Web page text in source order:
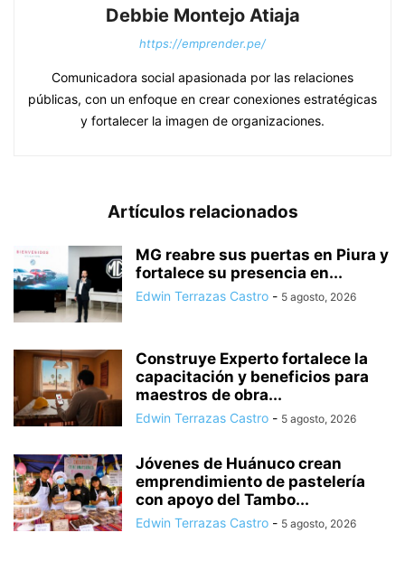
Debbie Montejo Atiaja
https://emprender.pe/
Comunicadora social apasionada por las relaciones
públicas, con un enfoque en crear conexiones estratégicas
y fortalecer la imagen de organizaciones.
Artículos relacionados
MG reabre sus puertas en Piura y
fortalece su presencia en...
Edwin Terrazas Castro - 5 agosto, 2026
Construye Experto fortalece la
capacitación y beneficios para
maestros de obra...
Edwin Terrazas Castro - 5 agosto, 2026
Jóvenes de Huánuco crean
emprendimiento de pastelería
con apoyo del Tambo...
Edwin Terrazas Castro - 5 agosto, 2026